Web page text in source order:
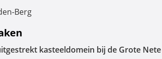
Berg
kasteeldomein bij de Grote Nete